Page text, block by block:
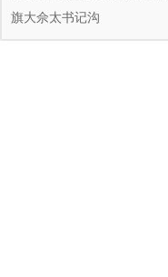
旗大佘太书记沟